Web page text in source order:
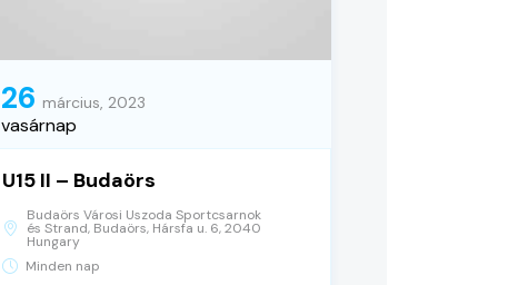
26 március, 2023
vasárnap
U15 II – Budaörs
Budaörs Városi Uszoda Sportcsarnok
és Strand, Budaörs, Hársfa u. 6, 2040
Hungary
Minden nap